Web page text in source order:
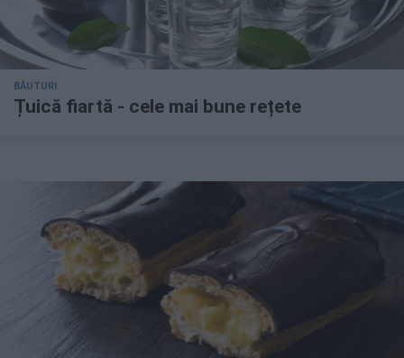
BĂUTURI
Țuică fiartă - cele mai bune rețete